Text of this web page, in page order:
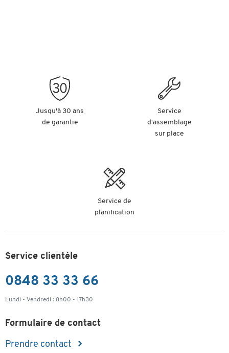
Jusqu'à 30 ans
de garantie
Service
d'assemblage
sur place
Service de
planification
Service clientèle
0848 33 33 66
Lundi - Vendredi : 8h00 - 17h30
Formulaire de contact
Prendre contact